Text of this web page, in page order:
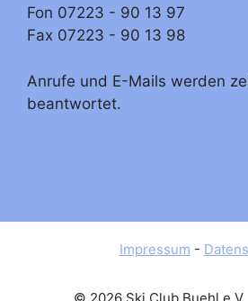
Fon 07223 - 90 13 97
Fax 07223 - 90 13 98
Anrufe und E-Mails werden
beantwortet.
Impressum -